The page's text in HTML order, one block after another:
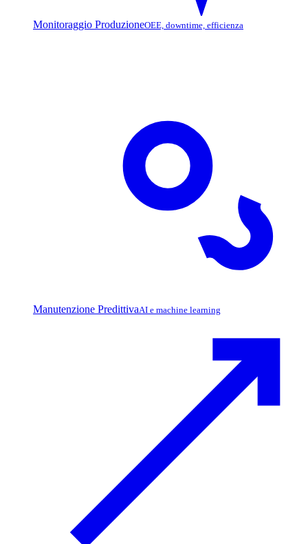
Monitoraggio ProduzioneOEE, downtime, efficienza
Manutenzione PredittivaAI e machine learning